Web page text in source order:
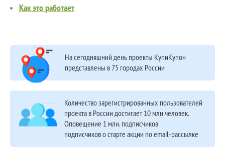
Как это работает
На сегодняшний день проекты КупиКупон
представлены в 75 городах России
Количество зарегистрированных пользователей
проекта в России достигает 10 млн человек.
Оповещение 1 млн. подписчиков
подписчиков о старте акции по email-рассылке